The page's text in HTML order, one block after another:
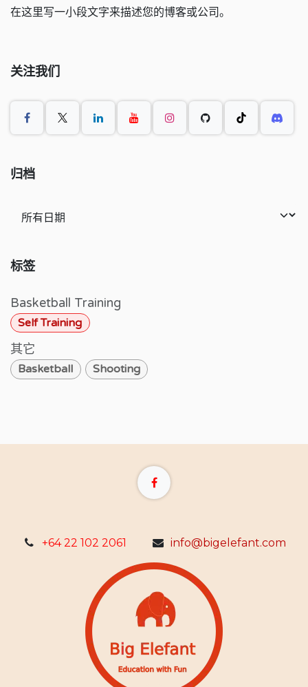
在这里写一小段文字来描述您的博客或公司。
关注我们
归档
标签
Basketball Training
Self Training
其它
Basketball Shooting
+64 22 102 2061 info@bigelefant.com